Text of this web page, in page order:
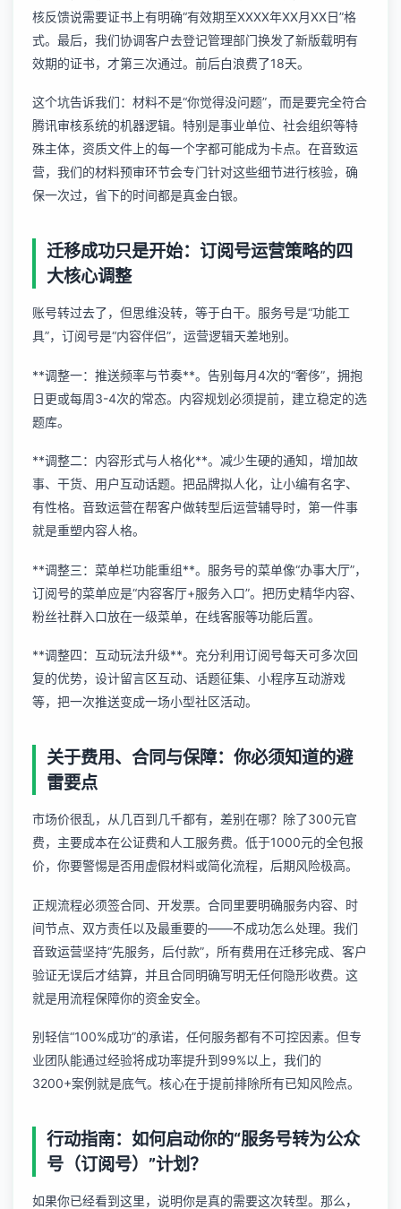
核反馈说需要证书上有明确“有效期至XXXX年XX月XX日”格
式。最后，我们协调客户去登记管理部门换发了新版载明有
效期的证书，才第三次通过。前后白浪费了18天。
这个坑告诉我们：材料不是“你觉得没问题”，而是要完全符合
腾讯审核系统的机器逻辑。特别是事业单位、社会组织等特
殊主体，资质文件上的每一个字都可能成为卡点。在音致运
营，我们的材料预审环节会专门针对这些细节进行核验，确
保一次过，省下的时间都是真金白银。
迁移成功只是开始：订阅号运营策略的四
大核心调整
账号转过去了，但思维没转，等于白干。服务号是“功能工
具”，订阅号是“内容伴侣”，运营逻辑天差地别。
**调整一：推送频率与节奏**。告别每月4次的“奢侈”，拥抱
日更或每周3-4次的常态。内容规划必须提前，建立稳定的选
题库。
**调整二：内容形式与人格化**。减少生硬的通知，增加故
事、干货、用户互动话题。把品牌拟人化，让小编有名字、
有性格。音致运营在帮客户做转型后运营辅导时，第一件事
就是重塑内容人格。
**调整三：菜单栏功能重组**。服务号的菜单像“办事大厅”，
订阅号的菜单应是“内容客厅+服务入口”。把历史精华内容、
粉丝社群入口放在一级菜单，在线客服等功能后置。
**调整四：互动玩法升级**。充分利用订阅号每天可多次回
复的优势，设计留言区互动、话题征集、小程序互动游戏
等，把一次推送变成一场小型社区活动。
关于费用、合同与保障：你必须知道的避
雷要点
市场价很乱，从几百到几千都有，差别在哪？除了300元官
费，主要成本在公证费和人工服务费。低于1000元的全包报
价，你要警惕是否用虚假材料或简化流程，后期风险极高。
正规流程必须签合同、开发票。合同里要明确服务内容、时
间节点、双方责任以及最重要的——不成功怎么处理。我们
音致运营坚持“先服务，后付款”，所有费用在迁移完成、客户
验证无误后才结算，并且合同明确写明无任何隐形收费。这
就是用流程保障你的资金安全。
别轻信“100%成功”的承诺，任何服务都有不可控因素。但专
业团队能通过经验将成功率提升到99%以上，我们的
3200+案例就是底气。核心在于提前排除所有已知风险点。
行动指南：如何启动你的“服务号转为公众
号（订阅号）”计划？
如果你已经看到这里，说明你是真的需要这次转型。那么，